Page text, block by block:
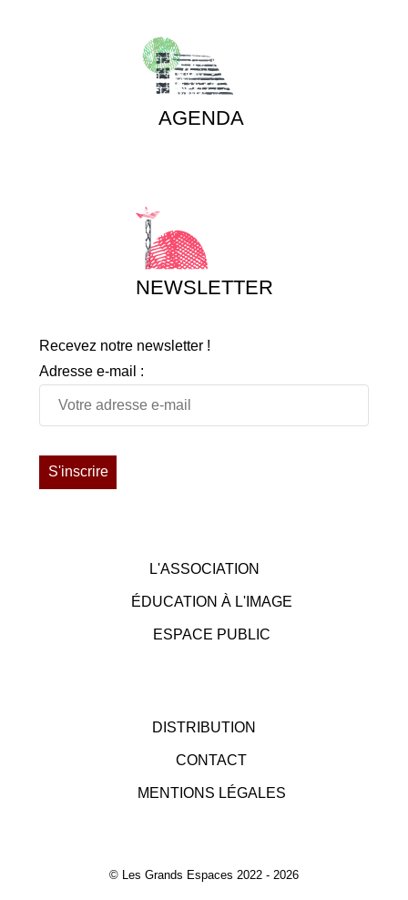
AGENDA
NEWSLETTER
Recevez notre newsletter !
Adresse e-mail :
L'ASSOCIATION
ÉDUCATION À L'IMAGE
ESPACE PUBLIC
DISTRIBUTION
CONTACT
MENTIONS LÉGALES
© Les Grands Espaces 2022 - 2026